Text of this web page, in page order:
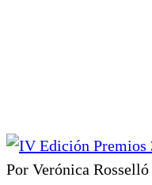
Por Verónica Rosselló